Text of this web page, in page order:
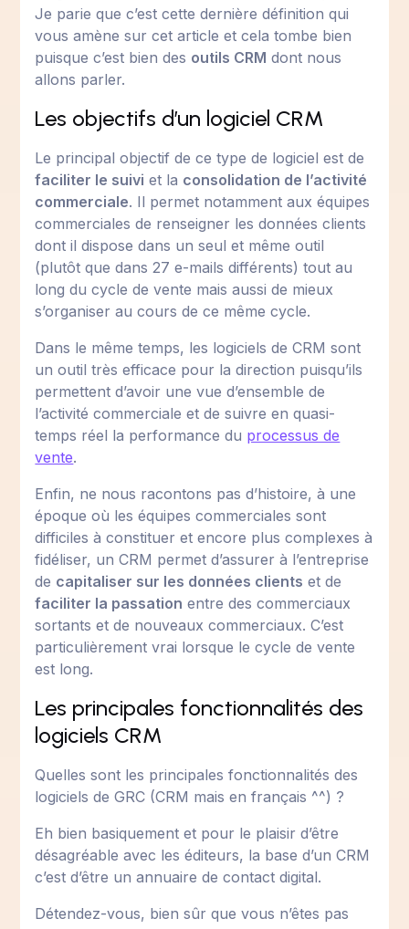
Je parie que c’est cette dernière définition qui
vous amène sur cet article et cela tombe bien
puisque c’est bien des outils CRM dont nous
allons parler.
Les objectifs d’un logiciel CRM
Le principal objectif de ce type de logiciel est de
faciliter le suivi et la consolidation de l’activité
commerciale. Il permet notamment aux équipes
commerciales de renseigner les données clients
dont il dispose dans un seul et même outil
(plutôt que dans 27 e-mails différents) tout au
long du cycle de vente mais aussi de mieux
s’organiser au cours de ce même cycle.
Dans le même temps, les logiciels de CRM sont
un outil très efficace pour la direction puisqu’ils
permettent d’avoir une vue d’ensemble de
l’activité commerciale et de suivre en quasi-
temps réel la performance du processus de
vente.
Enfin, ne nous racontons pas d’histoire, à une
époque où les équipes commerciales sont
difficiles à constituer et encore plus complexes à
fidéliser, un CRM permet d’assurer à l’entreprise
de capitaliser sur les données clients et de
faciliter la passation entre des commerciaux
sortants et de nouveaux commerciaux. C’est
particulièrement vrai lorsque le cycle de vente
est long.
Les principales fonctionnalités des
logiciels CRM
Quelles sont les principales fonctionnalités des
logiciels de GRC (CRM mais en français ^^) ?
Eh bien basiquement et pour le plaisir d’être
désagréable avec les éditeurs, la base d’un CRM
c’est d’être un annuaire de contact digital.
Détendez-vous, bien sûr que vous n’êtes pas